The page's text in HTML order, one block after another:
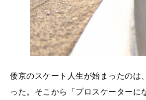
倭京のスケート人生が始まったのは
った。そこから「プロスケーター